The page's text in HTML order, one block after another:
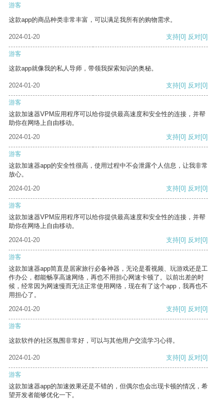
游客
这款app的商品种类非常丰富，可以满足我所有的购物需求。
2024-01-20 支持[0] 反对[0]
游客
这款app就像我的私人导师，带领我探索知识的奥秘。
2024-01-20 支持[0] 反对[0]
游客
这款加速器VPM应用程序可以给你提供最高速度和安全性的连接，并帮
助你在网络上自由移动。
2024-01-20
支持[0] 反对[0]
游客
这款加速器app的安全性很高，使用过程中不会泄露个人信息，让我非常
放心。
2024-01-20
支持[0] 反对[0]
游客
这款加速器VPM应用程序可以给你提供最高速度和安全性的连接，并帮
助你在网络上自由移动。
2024-01-20
支持[0] 反对[0]
游客
这款加速器app简直是居家旅行必备神器，无论是看视频、玩游戏还是工
作办公，都能畅享高速网络，再也不用担心网速卡顿了。以前出差的时
候，经常因为网速慢而无法正常使用网络，现在有了这个app，我再也不
用担心了。
2024-01-20
支持[0] 反对[0]
游客
这款软件的社区氛围非常好，可以与其他用户交流学习心得。
2024-01-20 支持[0] 反对[0]
游客
这款加速器app的加速效果还是不错的，但偶尔也会出现卡顿的情况，希
望开发者能够优化一下。